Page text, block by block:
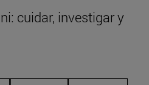
cuidar, investigar y